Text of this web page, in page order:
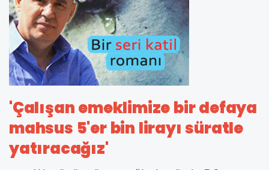
'Çalışan emeklimize bir defaya
mahsus 5'er bin lirayı süratle
yatıracağız'